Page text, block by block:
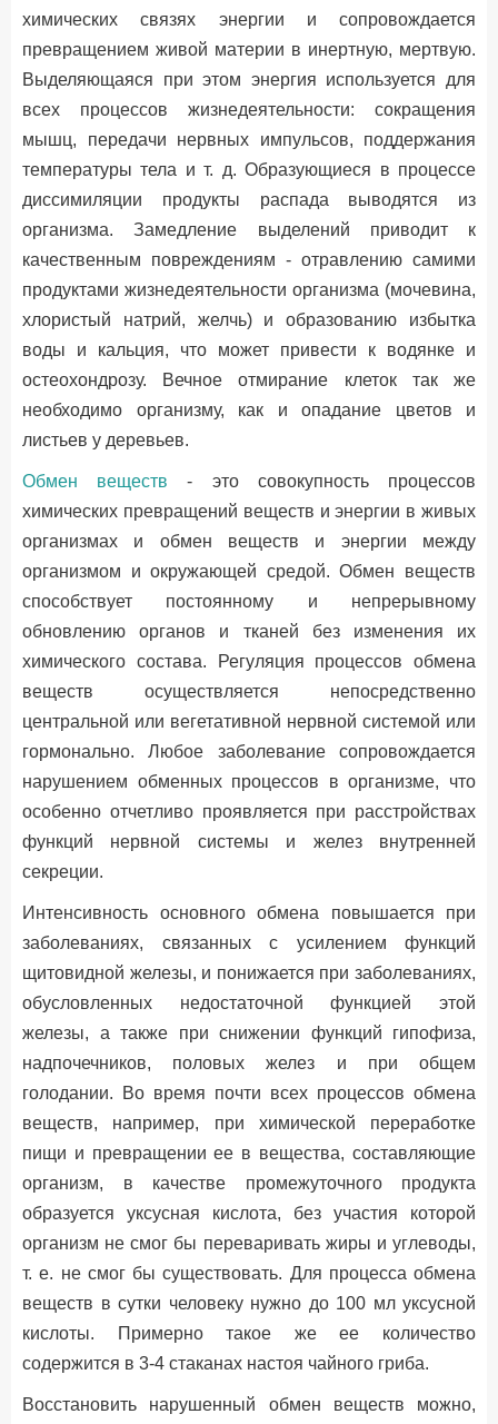
химических связях энергии и сопровождается
превращением живой материи в инертную, мертвую.
Выделяющаяся при этом энергия используется для
всех процессов жизнедеятельности: сокращения
мышц, передачи нервных импульсов, поддержания
температуры тела и т. д. Образующиеся в процессе
диссимиляции продукты распада выводятся из
организма. Замедление выделений приводит к
качественным повреждениям - отравлению самими
продуктами жизнедеятельности организма (мочевина,
хлористый натрий, желчь) и образованию избытка
воды и кальция, что может привести к водянке и
остеохондрозу. Вечное отмирание клеток так же
необходимо организму, как и опадание цветов и
листьев у деревьев.
Обмен веществ - это совокупность процессов
химических превращений веществ и энергии в живых
организмах и обмен веществ и энергии между
организмом и окружающей средой. Обмен веществ
способствует постоянному и непрерывному
обновлению органов и тканей без изменения их
химического состава. Регуляция процессов обмена
веществ осуществляется непосредственно
центральной или вегетативной нервной системой или
гормонально. Любое заболевание сопровождается
нарушением обменных процессов в организме, что
особенно отчетливо проявляется при расстройствах
функций нервной системы и желез внутренней
секреции.
Интенсивность основного обмена повышается при
заболеваниях, связанных с усилением функций
щитовидной железы, и понижается при заболеваниях,
обусловленных недостаточной функцией этой
железы, а также при снижении функций гипофиза,
надпочечников, половых желез и при общем
голодании. Во время почти всех процессов обмена
веществ, например, при химической переработке
пищи и превращении ее в вещества, составляющие
организм, в качестве промежуточного продукта
образуется уксусная кислота, без участия которой
организм не смог бы переваривать жиры и углеводы,
т. е. не смог бы существовать. Для процесса обмена
веществ в сутки человеку нужно до 100 мл уксусной
кислоты. Примерно такое же ее количество
содержится в 3-4 стаканах настоя чайного гриба.
Восстановить нарушенный обмен веществ можно,